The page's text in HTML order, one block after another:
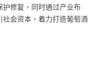
修复，同时通过产业布
会资本，着力打造葡萄酒